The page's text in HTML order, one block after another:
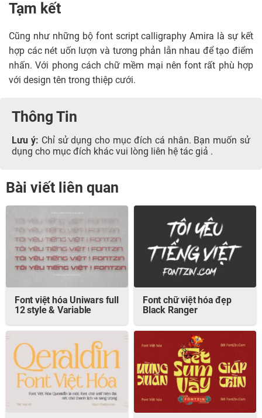
Tạm kết
Cũng như những bộ font script calligraphy Amira là sự kết
hợp các nét uốn lượn và tương phản lẫn nhau để tạo điểm
nhấn. Với phong cách chữ mềm mại nên font rất phù hợp
với design tên trong thiệp cưới.
Thông Tin
Lưu ý: Chỉ sử dụng cho mục đích cá nhân. Bạn muốn sử
dụng cho mục đích khác vui lòng liên hệ tác giả .
Bài viết liên quan
Font việt hóa Uniwars full
12 style & Variable
Font chữ việt hóa đẹp
Black Ranger